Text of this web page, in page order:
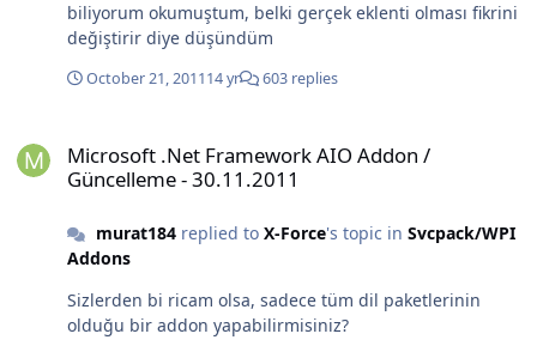
biliyorum okumuştum, belki gerçek eklenti olması fikrini
değiştirir diye düşündüm
October 21, 201114 yr 603 replies
Microsoft .Net Framework AIO Addon /
Güncelleme - 30.11.2011
murat184replied to X-Force's topic in Svcpack/WPI
Addons
Sizlerden bi ricam olsa, sadece tüm dil paketlerinin
olduğu bir addon yapabilirmisiniz?